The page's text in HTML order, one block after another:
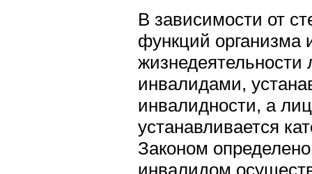
В зависимости от
функций организма
инвалидами,
инвалидности, а
устанавливается
Законом
инвалидом